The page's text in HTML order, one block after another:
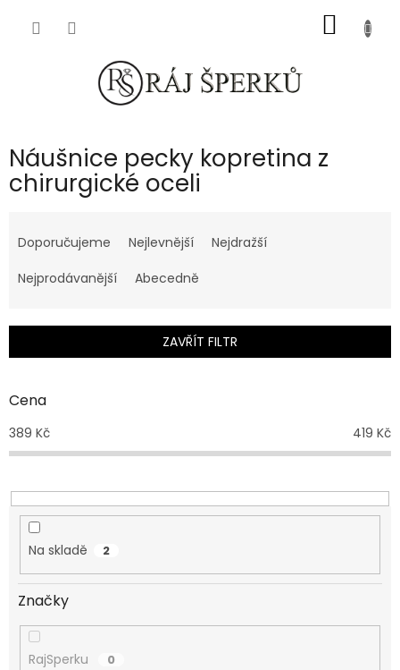
KOŠÍK
Náušnice pecky kopretina z
chirurgické oceli
a
e
í
r
d
k
t
Doporučujeme Nejlevnější
Nejdražší
Nejprodávanější
Abecedně
ZAVŘÍT FILTR
Cena
389 Kč 419 Kč
Na skladě 2
Značky
RajSperku 0